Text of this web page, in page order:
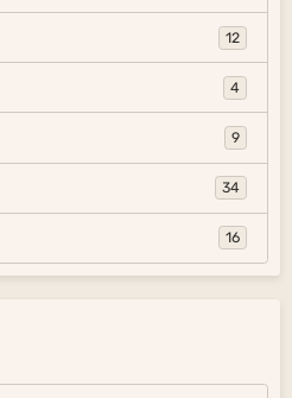
12
4
9
34
16